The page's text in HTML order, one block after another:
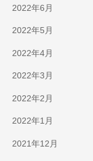
2022年6月
2022年5月
2022年4月
2022年3月
2022年2月
2022年1月
2021年12月